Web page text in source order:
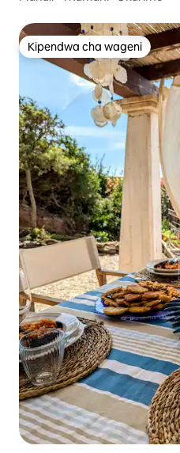
Kipendwa cha wageni
Kipendwa cha wageni